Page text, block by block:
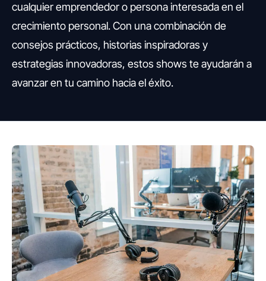
cualquier emprendedor o persona interesada en el
crecimiento personal. Con una combinación de
consejos prácticos, historias inspiradoras y
estrategias innovadoras, estos shows te ayudarán a
avanzar en tu camino hacia el éxito.